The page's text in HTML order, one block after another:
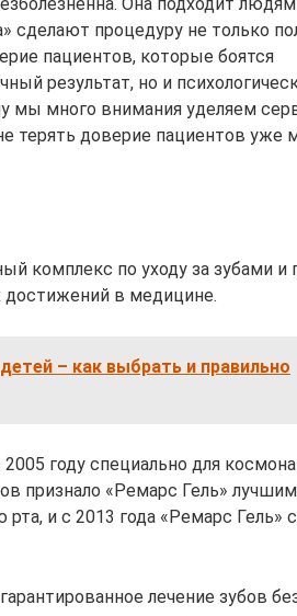
сделают процедуру не только
пациентов, которые боятся
результат, но и
мы много внимания уделяем
терять доверие пациентов уже
комплекс по уходу за зубами и
достижений в медицине.
– как выбрать и правильно
году специально для
признало «Ремарс Гель» лучшим
и с 2013 года «Ремарс Гель»
лечение зубов